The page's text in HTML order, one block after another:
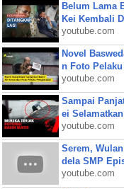
Belum Lama
Kei Kembali
youtube.com
Novel
n Foto
youtube.com
Sampai
ei
youtube.com
Serem,
dela SMP
youtube.com